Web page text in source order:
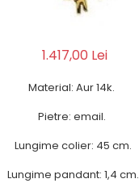
1.417,00 Lei
Material: Aur 14k.
Pietre: email.
Lungime colier: 45 cm.
Lungime pandant: 1,4 cm.